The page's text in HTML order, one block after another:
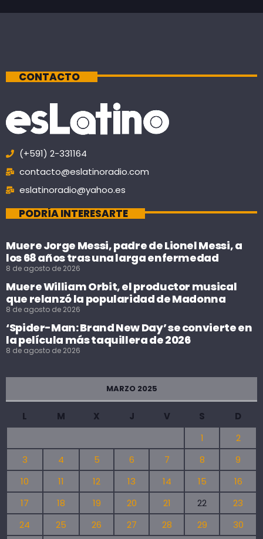
CONTACTO
(+591) 2-331164
contacto@eslatinoradio.com
eslatinoradio@yahoo.es
PODRÍA INTERESARTE
Muere Jorge Messi, padre de Lionel Messi, a
los 68 años tras una larga enfermedad
8 de agosto de 2026
Muere William Orbit, el productor musical
que relanzó la popularidad de Madonna
8 de agosto de 2026
‘Spider-Man: Brand New Day’ se convierte en
la película más taquillera de 2026
8 de agosto de 2026
MARZO 2025
L M X J V S
D
1
2
3
4 5 6 7 8
9
10
11 12 13 14 15
16
17
18 19 20 21 22
23
24
25 26 27 28 29 30